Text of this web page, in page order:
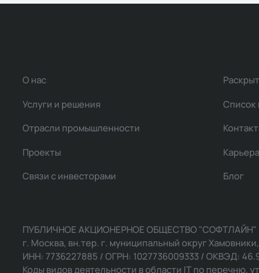
О нас
Услуги и решения
Отрасли промышленности
Проекты
Связи с инвесторами
Список
Карьера
Блог
ПУБЛИЧНОЕ АКЦИОНЕРНОЕ ОБЩЕСТВО "СОФТЛАЙН"
г. Москва, вн.тер. г. муниципальный округ
ИНН: 7736227885 / ОГРН: 1027736009333 / ОКВЭД:
Коды видов деятельности в области IT по перечню,